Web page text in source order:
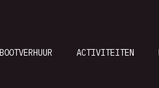
BOOTVERHUUR ACTIVITEITEN